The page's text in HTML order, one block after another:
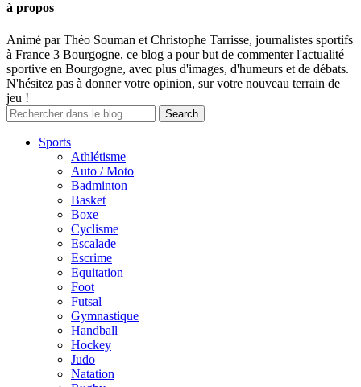
à propos
Animé par Théo Souman et Christophe Tarrisse, journalistes sportifs
à France 3 Bourgogne, ce blog a pour but de commenter l'actualité
sportive en Bourgogne, avec plus d'images, d'humeurs et de débats.
N'hésitez pas à donner votre opinion, sur votre nouveau terrain de
jeu !
Sports
Athlétisme
Auto / Moto
Badminton
Basket
Boxe
Cyclisme
Escalade
Escrime
Equitation
Foot
Futsal
Gymnastique
Handball
Hockey
Judo
Natation